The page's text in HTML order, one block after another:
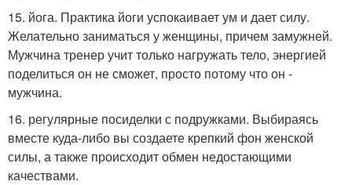
15. йога. Практика йоги успокаивает ум и дает силу.
Желательно заниматься у женщины, причем замужней.
Мужчина тренер учит только нагружать тело, энергией
поделиться он не сможет, просто потому что он -
мужчина.
16. регулярные посиделки с подружками. Выбираясь
вместе куда-либо вы создаете крепкий фон женской
силы, а также происходит обмен недостающими
качествами.